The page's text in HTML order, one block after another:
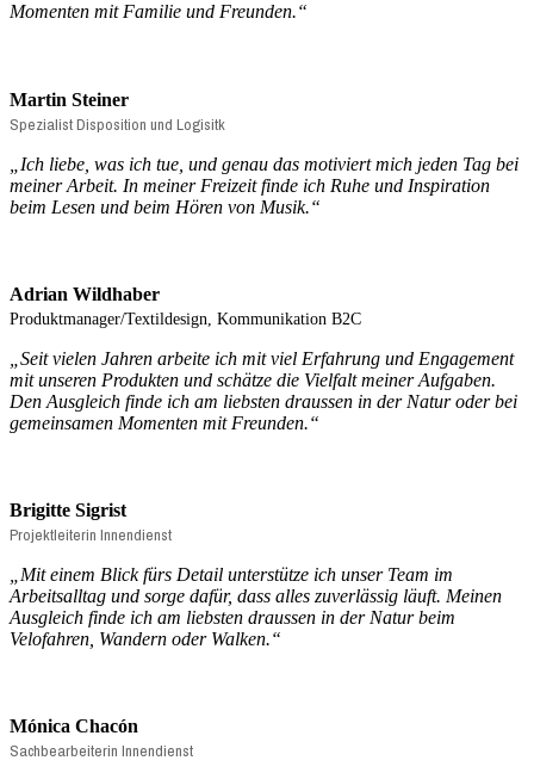
Momenten mit Familie und Freunden.“
Martin Steiner
Spezialist Disposition und Logisitk
„Ich liebe, was ich tue, und genau das motiviert mich jeden Tag bei
meiner Arbeit. In meiner Freizeit finde ich Ruhe und Inspiration
beim Lesen und beim Hören von Musik.“
Adrian Wildhaber
Produktmanager/Textildesign, Kommunikation B2C
Seit vielen Jahren arbeite ich mit viel Erfahrung und Engagement
mit unseren Produkten und schätze die Vielfalt meiner Aufgaben.
Den Ausgleich finde ich am liebsten draussen in der Natur oder bei
gemeinsamen Momenten mit Freunden.“
Brigitte Sigrist
Projektleiterin Innendienst
Mit einem Blick fürs Detail unterstütze ich unser Team im
Arbeitsalltag und sorge dafür, dass alles zuverlässig läuft. Meinen
Ausgleich finde ich am liebsten draussen in der Natur beim
Velofahren, Wandern oder Walken.“
Mónica Chacón
Sachbearbeiterin Innendienst